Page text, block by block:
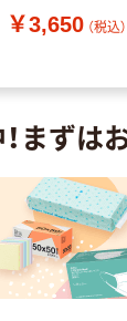
￥3,650 （税込）
まずは